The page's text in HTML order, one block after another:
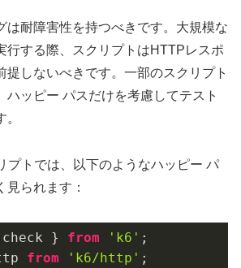
は耐障害性を持つべきです。大規模な
行する際、スクリプトはHTTPレスポ
提しないべきです。一部のスクリプト
ハッピー パスだけを考慮してテスト
プトでは、以下のようなハッピー パ
見られます：
} from 'k6'
from 'k6/http' ;